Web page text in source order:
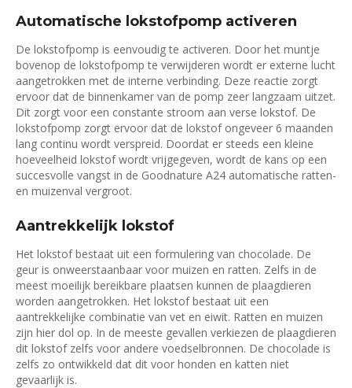
Automatische lokstofpomp activeren
De lokstofpomp is eenvoudig te activeren. Door het muntje
bovenop de lokstofpomp te verwijderen wordt er externe lucht
aangetrokken met de interne verbinding. Deze reactie zorgt
ervoor dat de binnenkamer van de pomp zeer langzaam uitzet.
Dit zorgt voor een constante stroom aan verse lokstof. De
lokstofpomp zorgt ervoor dat de lokstof ongeveer 6 maanden
lang continu wordt verspreid. Doordat er steeds een kleine
hoeveelheid lokstof wordt vrijgegeven, wordt de kans op een
succesvolle vangst in de Goodnature A24 automatische ratten-
en muizenval vergroot.
Aantrekkelijk lokstof
Het lokstof bestaat uit een formulering van chocolade. De
geur is onweerstaanbaar voor muizen en ratten. Zelfs in de
meest moeilijk bereikbare plaatsen kunnen de plaagdieren
worden aangetrokken. Het lokstof bestaat uit een
aantrekkelijke combinatie van vet en eiwit. Ratten en muizen
zijn hier dol op. In de meeste gevallen verkiezen de plaagdieren
dit lokstof zelfs voor andere voedselbronnen. De chocolade is
zelfs zo ontwikkeld dat dit voor honden en katten niet
gevaarlijk is.